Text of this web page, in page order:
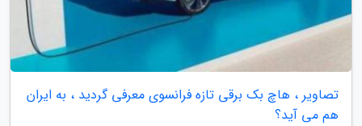
تصاویر ، هاچ بک برقی تازه فرانسوی معرفی گردید ، به ایران
هم می آید؟